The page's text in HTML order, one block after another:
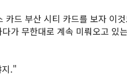
카드 부산 시티 카드를 보자 이
가 무한대로 계속 미뤄오고 있
."